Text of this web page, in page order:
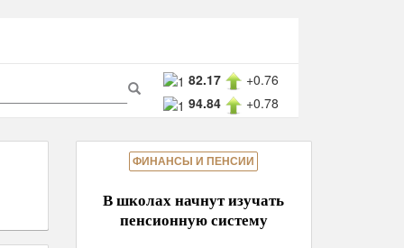
82.17
+0.76
94.84
+0.78
Поиск
ФИНАНСЫ И ПЕНСИИ
В школах начнут изучать
пенсионную систему